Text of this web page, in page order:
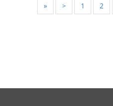
« < 1 2